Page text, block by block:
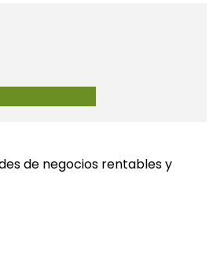
de negocios rentables y